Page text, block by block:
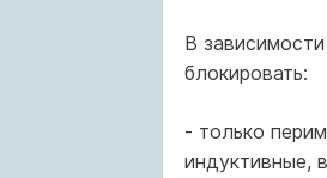
В
блокировать:
- только
индуктивные,